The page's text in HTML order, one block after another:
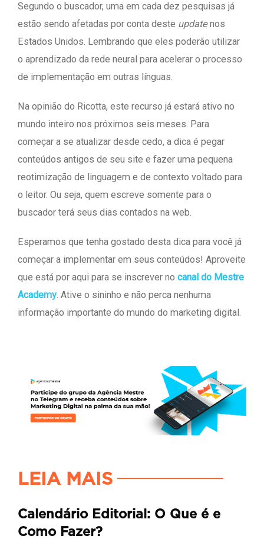
Segundo o buscador, uma em cada dez pesquisas já
estão sendo afetadas por conta deste updatenos
Estados Unidos. Lembrando que eles poderão utilizar
o aprendizado da rede neural para acelerar o processo
de implementação em outras línguas.
Na opinião do Ricotta, este recurso já estará ativo no
mundo inteiro nos próximos seis meses. Para
começar a se atualizar desde cedo, a dica é pegar
conteúdos antigos de seu site e fazer uma pequena
reotimização de linguagem e de contexto voltado para
o leitor. Ou seja, quem escreve somente para o
buscador terá seus dias contados na web.
Esperamos que tenha gostado desta dica para você já
começar a implementar em seus conteúdos! Aproveite
que está por aqui para se inscrever no canal do Mestre
Academy. Ative o sininho e não perca nenhuma
informação importante do mundo do marketing digital.
LEIA MAIS
Calendário Editorial: O Que é e
Como Fazer?